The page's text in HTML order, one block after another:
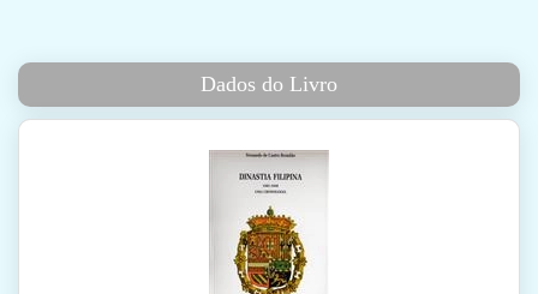
Dados do Livro